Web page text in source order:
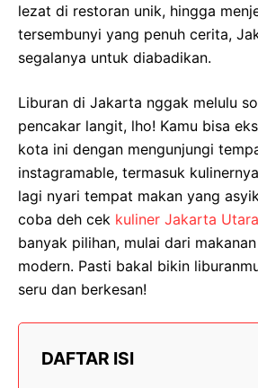
lezat di restoran unik, hingga
tersembunyi yang penuh cerita,
segalanya untuk diabadikan.
Liburan di Jakarta nggak melulu
pencakar langit, lho! Kamu bisa
kota ini dengan mengunjungi
instagramable, termasuk
lagi nyari tempat makan yang
coba deh cek kuliner Jakarta Utara
banyak pilihan, mulai dari
modern. Pasti bakal bikin
seru dan berkesan!
DAFTAR ISI